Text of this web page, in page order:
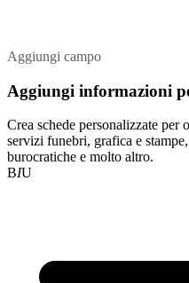
Aggiungi campo
Aggiungi informazioni
Crea schede personalizzate per
servizi funebri, grafica e
burocratiche e molto altro.
BIU